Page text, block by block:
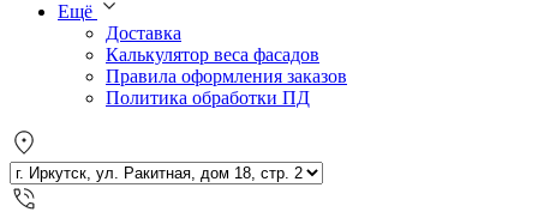
Ещё
Доставка
Калькулятор веса фасадов
Правила оформления заказов
Политика обработки ПД